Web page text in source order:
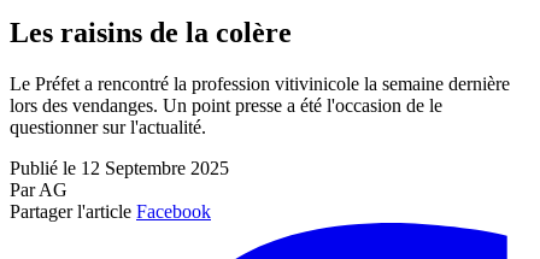
Les raisins de la colère
Le Préfet a rencontré la profession vitivinicole la semaine dernière
lors des vendanges. Un point presse a été l'occasion de le
questionner sur l'actualité.
Publié le 12 Septembre 2025
Par AG
Partager l'article Facebook